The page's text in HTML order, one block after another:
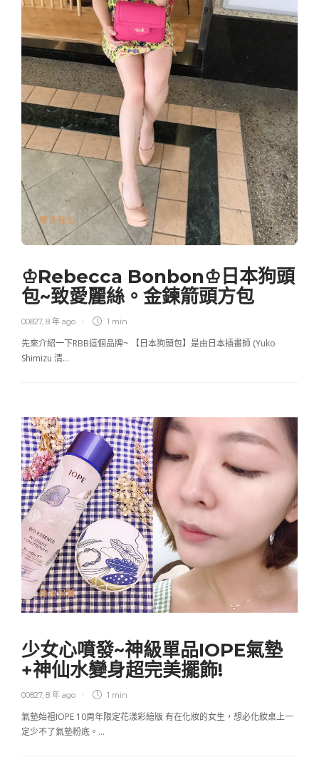
精品鞋包
♔Rebecca Bonbon♔日本狗頭
包~致愛麗絲。金鍊箭頭方包
00827, 8 年 ago 1 min
先來介紹一下RBB這個品牌~ 【日本狗頭包】是由日本插畫師 (Yuko
Shimizu 清…
美妝保養
少女心噴發~神級單品IOPE氣墊
+神仙水變身超完美擺飾!
00827, 8 年 ago 1 min
氣墊始祖IOPE 10周年限定花漾彩繪版 有在化妝的女生，想必化妝桌上一
定少不了氣墊粉底。…